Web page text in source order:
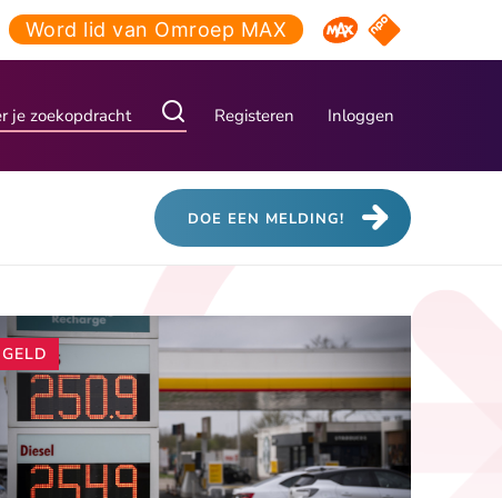
Word lid van Omroep MAX Omroep MAX
NPO Start
Registeren Inloggen
DOE EEN MELDING!
GELD